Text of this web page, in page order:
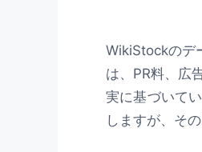
WikiStockのデ
は、PR料、広
実に基づいて
しますが、そ